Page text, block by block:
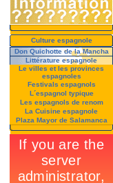
Culture espagnole
Don Quichotte de la Mancha
Littérature espagnole
Le villes et les provinces
espagnoles
Festivals espagnols
L´espagnol typique
Les espagnols de renom
La Cuisine espagnole
Plaza Mayor de Salamanca